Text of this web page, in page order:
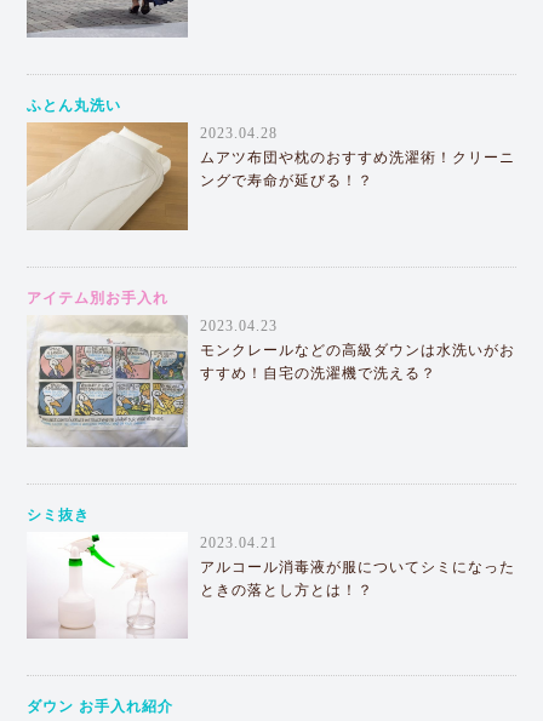
ふとん丸洗い
2023.04.28
ムアツ布団や枕のおすすめ洗濯術！クリーニ
ングで寿命が延びる！？
アイテム別お手入れ
2023.04.23
モンクレールなどの高級ダウンは水洗いがお
すすめ！自宅の洗濯機で洗える？
シミ抜き
2023.04.21
アルコール消毒液が服についてシミになった
ときの落とし方とは！？
ダウン お手入れ紹介